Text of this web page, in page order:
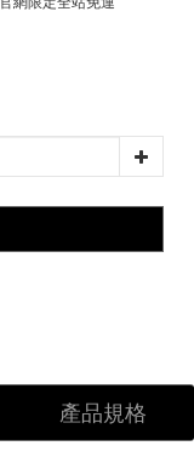
產品規格